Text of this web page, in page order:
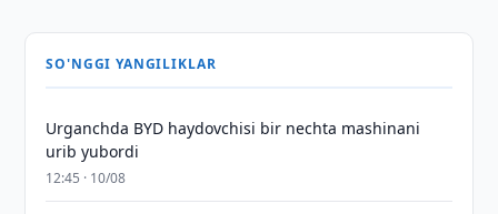
SO'NGGI YANGILIKLAR
Urganchda BYD haydovchisi bir nechta mashinani
urib yubordi
12:45 · 10/08